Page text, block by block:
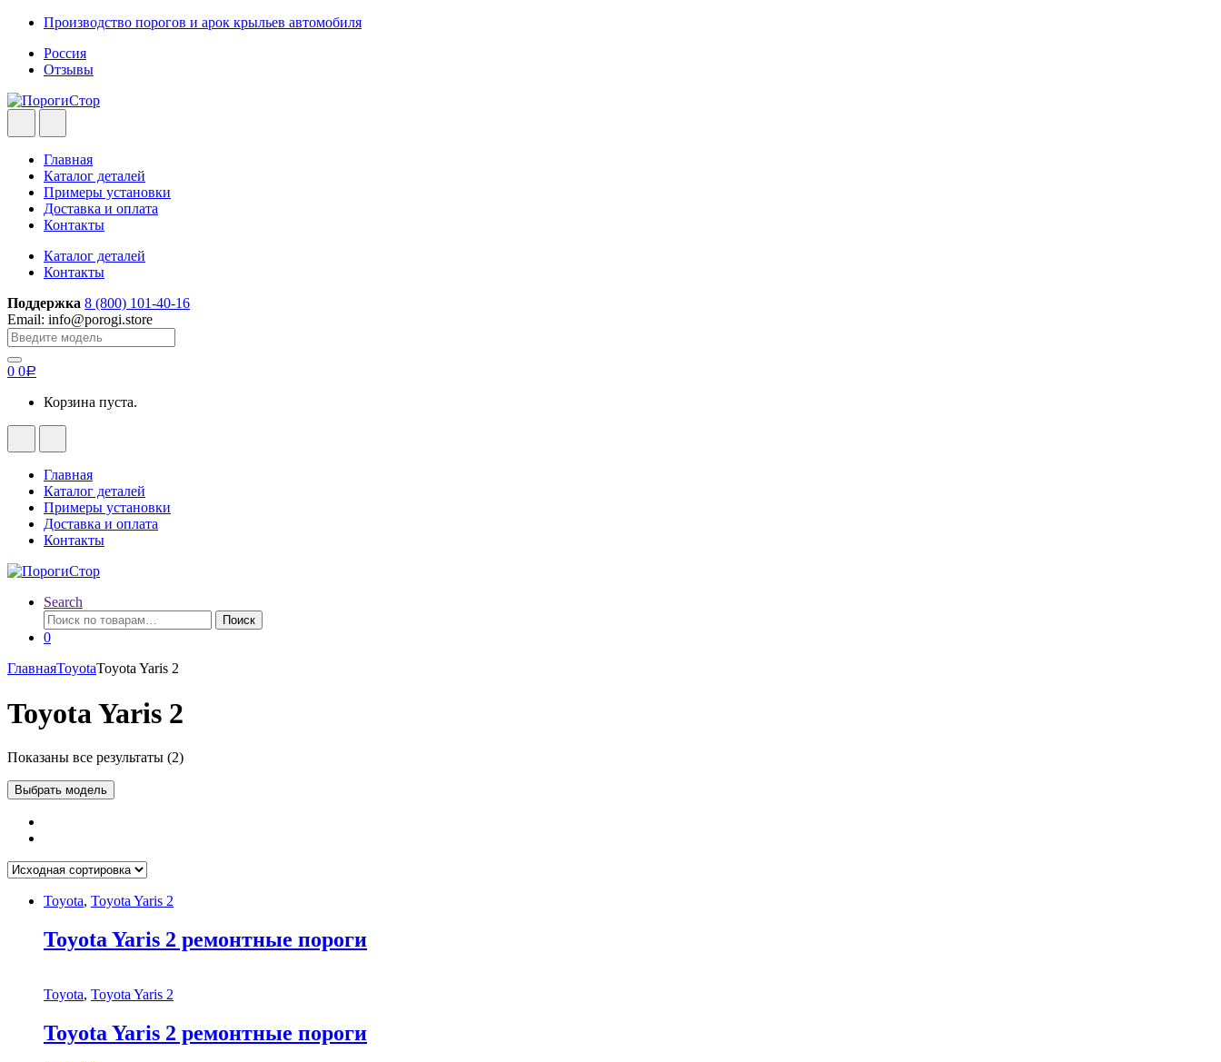
Skip
navigation
Skip
content
Производство порогов и арок крыльев автомобиля
Россия
Отзывы
Главная
Каталог деталей
Примеры установки
Доставка и оплата
Контакты
Каталог деталей
Контакты
Поддержка 8 (800) 101-40-16
Email: info@porogi.store
Search
for:
0 0Р
Корзина пуста.
Главная
Каталог деталей
Примеры установки
Доставка и оплата
Контакты
Search
Искать:
Поиск
0
ГлавнаяToyotaToyota Yaris 2
Toyota Yaris 2
Показаны все результаты (2)
Выбрать модель
Toyota, Toyota Yaris 2
Toyota Yaris 2 ремонтные пороги
Toyota, Toyota Yaris 2
Toyota Yaris 2 ремонтные пороги